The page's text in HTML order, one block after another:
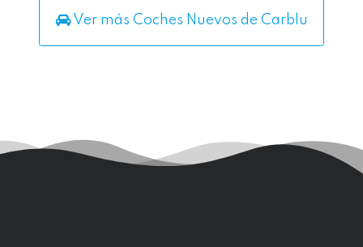
Ver más Coches Nuevos de Carblu